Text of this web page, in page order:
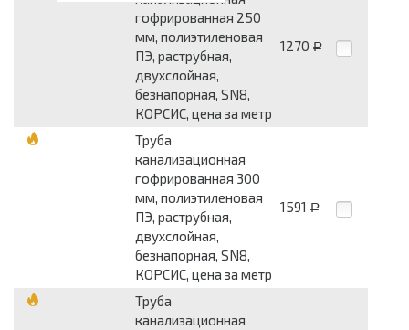
гофрированная 250
мм, полиэтиленовая
ПЭ, раструбная,
двухслойная,
безнапорная, SN8,
КОРСИС, цена за метр
1270 Р
Труба
канализационная
гофрированная 300
мм, полиэтиленовая
ПЭ, раструбная,
двухслойная,
безнапорная, SN8,
КОРСИС, цена за метр
1591 Р
Труба
канализационная